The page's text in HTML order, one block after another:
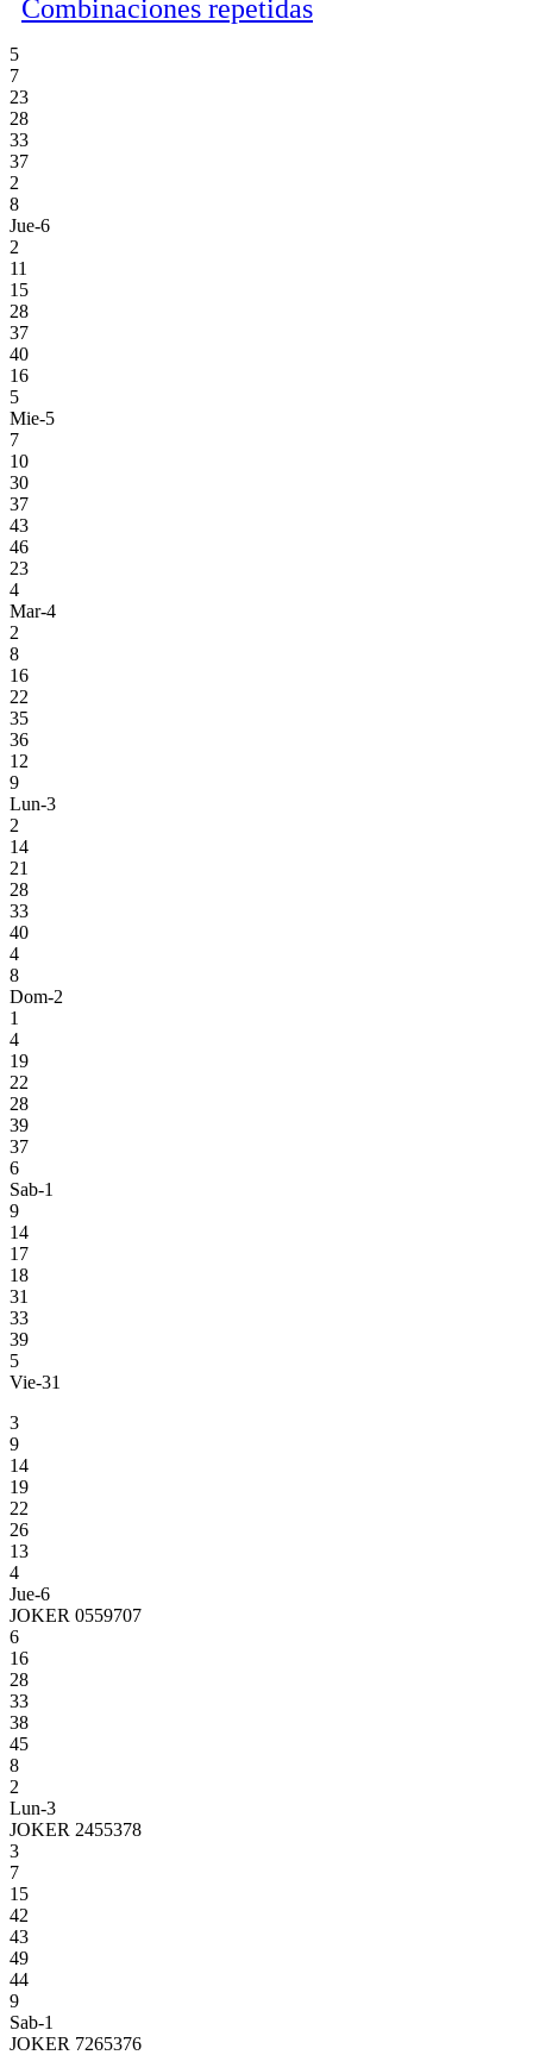
Combinaciones repetidas
5
7
23
28
33
37
2
8
Jue-6
2
11
15
28
37
40
16
5
Mie-5
7
10
30
37
43
46
23
4
Mar-4
2
8
16
22
35
36
12
9
Lun-3
2
14
21
28
33
40
4
8
Dom-2
1
4
19
22
28
39
37
6
Sab-1
9
14
17
18
31
33
39
5
Vie-31
3
9
14
19
22
26
13
4
Jue-6
JOKER 0559707
6
16
28
33
38
45
8
2
Lun-3
JOKER 2455378
3
7
15
42
43
49
44
9
Sab-1
JOKER 7265376